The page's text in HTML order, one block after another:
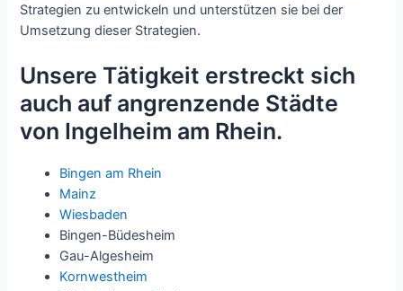
Strategien zu entwickeln und unterstützen sie bei der
Umsetzung dieser Strategien.
Unsere Tätigkeit erstreckt sich
auch auf angrenzende Städte
von Ingelheim am Rhein.
Bingen am Rhein
Mainz
Wiesbaden
Bingen-Büdesheim
Gau-Algesheim
Kornwestheim